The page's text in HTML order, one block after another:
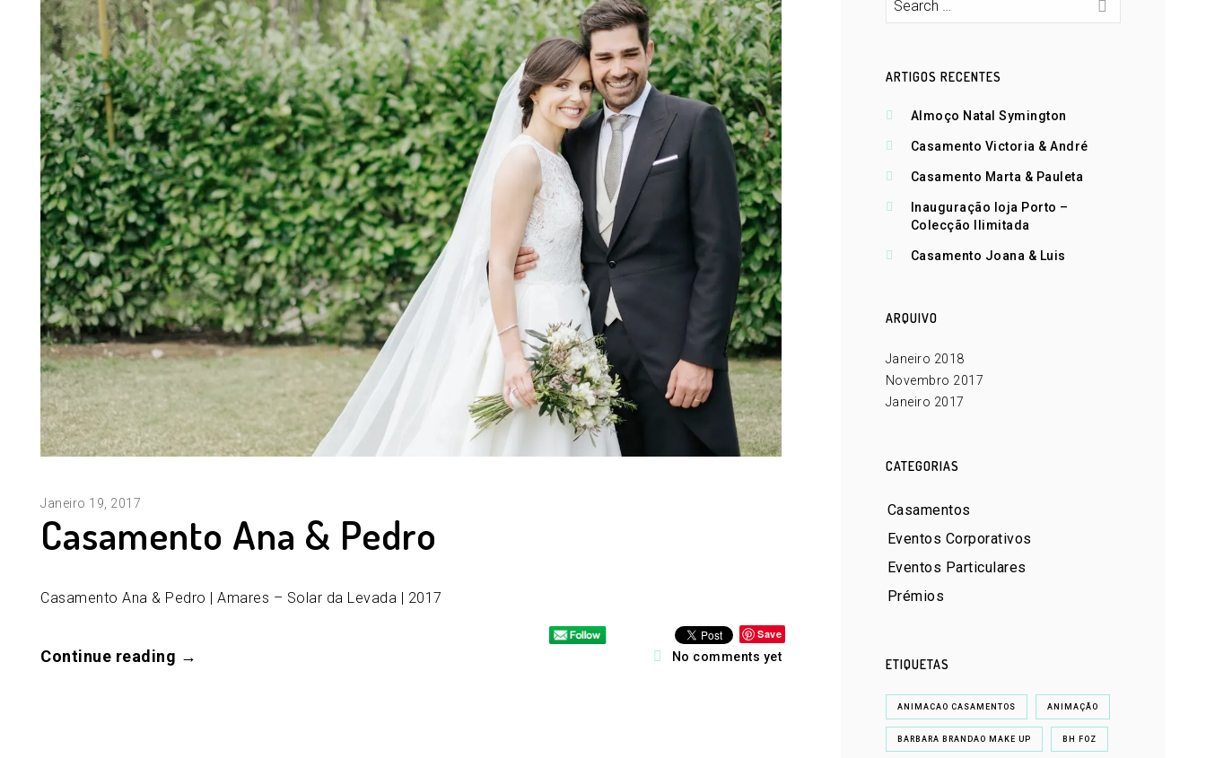
Janeiro 19, 2017
Casamento Ana & Pedro
Casamento Ana & Pedro | Amares – Solar da Levada | 2017
Continue reading →
Save
No comments yet
ARTIGOS RECENTES
Almoço Natal Symington
Casamento Victoria & André
Casamento Marta & Pauleta
Inauguração loja Porto –
Colecção Ilimitada
Casamento Joana & Luis
ARQUIVO
Janeiro 2018
Novembro 2017
Janeiro 2017
CATEGORIAS
Casamentos
Eventos Corporativos
Eventos Particulares
Prémios
ETIQUETAS
ANIMACAO CASAMENTOS ANIMAÇÃO
BARBARA BRANDAO MAKE UP BH FOZ